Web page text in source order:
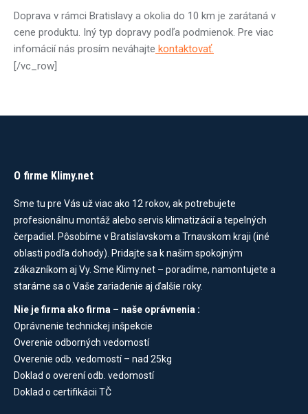
Doprava v rámci Bratislavy a okolia do 10 km je zarátaná v
cene produktu. Iný typ dopravy podľa podmienok. Pre viac
infomácií nás prosím neváhajte kontaktovať.
[/vc_row]
O firme Klimy.net
Sme tu pre Vás už viac ako 12 rokov, ak potrebujete
profesionálnu montáž alebo servis klimatizácií a tepelných
čerpadiel. Pôsobíme v Bratislavskom a Trnavskom kraji (iné
oblasti podľa dohody). Pridajte sa k našim spokojným
zákazníkom aj Vy. Sme Klimy.net – poradíme, namontujete a
staráme sa o Vaše zariadenie aj ďalšie roky.
Nie je firma ako firma – naše oprávnenia :
Oprávnenie technickej inšpekcie
Overenie odborných vedomostí
Overenie odb. vedomostí – nad 25kg
Doklad o overení odb. vedomostí
Doklad o certifikácii TČ